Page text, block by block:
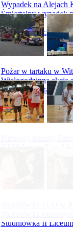
Wypadek na Alejach
Śmiertelny wypadek
Góry
Wypadek na
Pożar w tartaku w
Wielogodzinna akcja
Pożar hali tartaku w
Studniówka II